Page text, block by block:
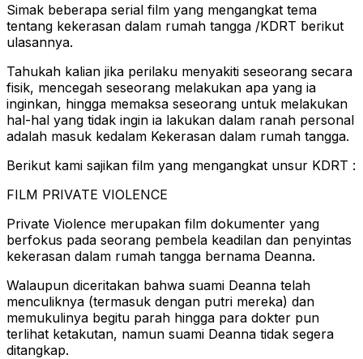
Simak beberapa serial film yang mengangkat tema
tentang kekerasan dalam rumah tangga /KDRT berikut
ulasannya.
Tahukah kalian jika perilaku menyakiti seseorang secara
fisik, mencegah seseorang melakukan apa yang ia
inginkan, hingga memaksa seseorang untuk melakukan
hal-hal yang tidak ingin ia lakukan dalam ranah personal
adalah masuk kedalam Kekerasan dalam rumah tangga.
Berikut kami sajikan film yang mengangkat unsur KDRT :
FILM PRIVATE VIOLENCE
Private Violence merupakan film dokumenter yang
berfokus pada seorang pembela keadilan dan penyintas
kekerasan dalam rumah tangga bernama Deanna.
Walaupun diceritakan bahwa suami Deanna telah
menculiknya (termasuk dengan putri mereka) dan
memukulinya begitu parah hingga para dokter pun
terlihat ketakutan, namun suami Deanna tidak segera
ditangkap.